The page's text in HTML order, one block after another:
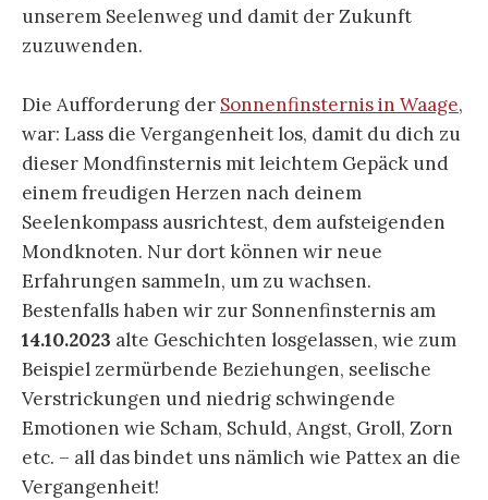
unserem Seelenweg und damit der Zukunft
zuzuwenden.
Die Aufforderung der Sonnenfinsternis in Waage,
war: Lass die Vergangenheit los, damit du dich zu
dieser Mondfinsternis mit leichtem Gepäck und
einem freudigen Herzen nach deinem
Seelenkompass ausrichtest, dem aufsteigenden
Mondknoten. Nur dort können wir neue
Erfahrungen sammeln, um zu wachsen.
Bestenfalls haben wir zur Sonnenfinsternis am
14.10.2023 alte Geschichten losgelassen, wie zum
Beispiel zermürbende Beziehungen, seelische
Verstrickungen und niedrig schwingende
Emotionen wie Scham, Schuld, Angst, Groll, Zorn
etc. – all das bindet uns nämlich wie Pattex an die
Vergangenheit!